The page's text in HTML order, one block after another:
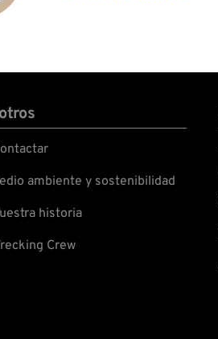
ambiente y sostenibilidad
historia
Crew